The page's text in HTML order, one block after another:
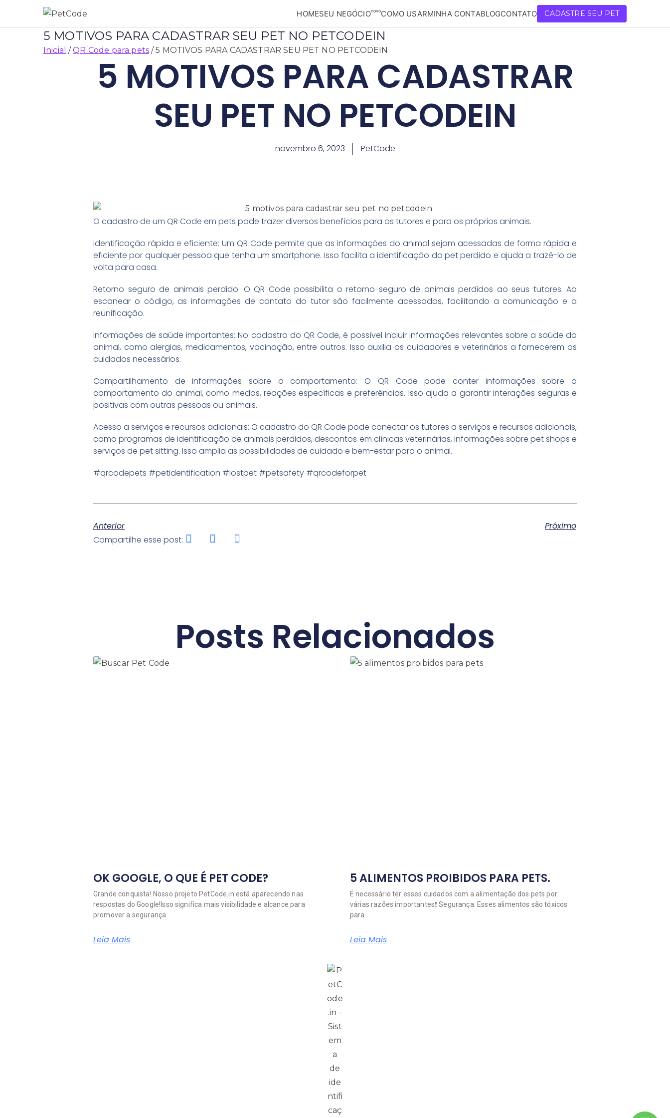
PetCode
HOMESEU NEGÓCIOnovoCOMO USARMINHA CONTABLOGCONTATO CADASTRE SEU PET
5 MOTIVOS PARA CADASTRAR SEU PET NO PETCODEIN
Inicial QR Code para pets 5 MOTIVOS PARA CADASTRAR SEU PET NO PETCODEIN
5 MOTIVOS PARA CADASTRAR
SEU PET NO PETCODEIN
novembro 6, 2023 PetCode
O cadastro de um QR Code em pets pode trazer diversos benefícios para os tutores e para os próprios animais.
Identificação rápida e eficiente: Um QR Code permite que as informações do animal sejam acessadas de forma rápida e
eficiente por qualquer pessoa que tenha um smartphone. Isso facilita a identificação do pet perdido e ajuda a trazê-lo de
volta para casa.
Retorno seguro de animais perdido: O QR Code possibilita o retorno seguro de animais perdidos ao seus tutores. Ao
escanear o código, as informações de contato do tutor são facilmente acessadas, facilitando a comunicação e a
reunificação.
Informações de saúde importantes: No cadastro do QR Code, é possível incluir informações relevantes sobre a saúde do
animal, como alergias, medicamentos, vacinação, entre outros. Isso auxilia os cuidadores e veterinários a fornecerem os
cuidados necessários.
Compartilhamento de informações sobre o comportamento: O QR Code pode conter informações sobre o
comportamento do animal, como medos, reações específicas e preferências. Isso ajuda a garantir interações seguras e
positivas com outras pessoas ou animais.
Acesso a serviços e recursos adicionais: O cadastro do QR Code pode conectar os tutores a serviços e recursos adicionais,
como programas de identificação de animais perdidos, descontos em clínicas veterinárias, informações sobre pet shops e
serviços de pet sitting. Isso amplia as possibilidades de cuidado e bem-estar para o animal.
#qrcodepets #petidentification #lostpet #petsafety #qrcodeforpet
Anterior
Próximo
Compartilhe esse post:
Posts Relacionados
OK GOOGLE, O QUE É PET CODE?
Grande conquista! Nosso projeto PetCode.in está aparecendo nas
respostas do Google!Isso significa mais visibilidade e alcance para
promover a segurança
Leia Mais
5 ALIMENTOS PROIBIDOS PARA PETS.
É necessário ter esses cuidados com a alimentação dos pets por
várias razões importantes❗️ Segurança: Esses alimentos são tóxicos
para
Leia Mais